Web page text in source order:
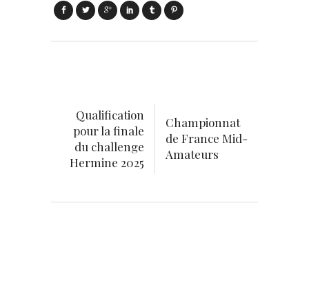
Qualification
pour la finale
du challenge
Hermine 2025
Championnat
de France Mid-
Amateurs